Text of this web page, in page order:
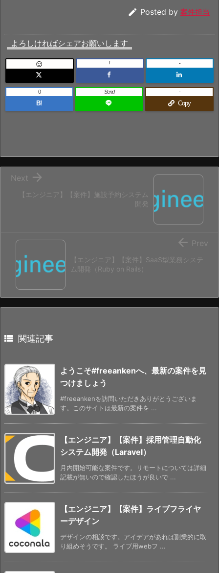
 Posted by 案件担当
よろしければシェアお願いします
 ! -
B!
0 Send
Copy
-
【エンジニア】【案件】施設予約システム
開発

Next
【エンジニア】【案件】SaaS型業務システ
ム開発（Ruby on Rails）
 Prev
 関連記事
ようこそ#freeankenへ、最新の案件を見
つけましょう
#freeankenを訪問いただきありがとうございま
す。このサイトは最新の案件を ...
【エンジニア】【案件】採用管理自動化
システム開発（Laravel）
月内開始可能な案件です。リモートについては詳細
記載が無いので確認したほうが良いで ...
【エンジニア】【案件】ライブフライヤ
ーデザイン
デザインの相談です。アイデアがあれば副業的に取
り組めそうです。 ライブ用webフ ...